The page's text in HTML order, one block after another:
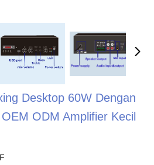
Desktop 60W Dengan
ODM Amplifier Kecil